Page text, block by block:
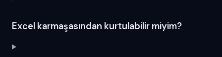
Excel karmaşasından kurtulabilir miyim?